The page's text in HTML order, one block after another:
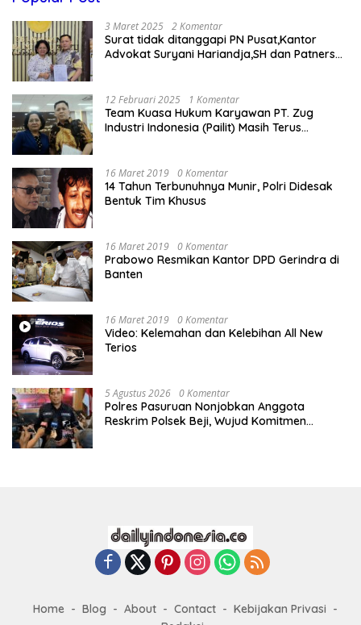
3 Maret 2025 2 Komentar
Surat tidak ditanggapi PN Pusat,Kantor
Advokat Suryani Hariandja,SH dan Patners
12 Februari 2025 1 Komentar
Team Kuasa Hukum Karyawan PT. Zug
Industri Indonesia (Pailit) Masih Terus
16 Maret 2019 0 Komentar
14 Tahun Terbunuhnya Munir, Polri Didesak
Bentuk Tim Khusus
16 Maret 2019 0 Komentar
Prabowo Resmikan Kantor DPD Gerindra di
Banten
16 Maret 2019 0 Komentar
Video: Kelemahan dan Kelebihan All New
Terios
5 Agustus 2026 0 Komentar
Polres Pasuruan Nonjobkan Anggota
Reskrim Polsek Beji, Wujud Komitmen
Home Blog About Contact
Kebijakan Privasi